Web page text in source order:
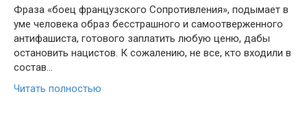
Фраза «боец французского Сопротивления», подымает в
уме человека образ бесстрашного и самоотверженного
антифашиста, готового заплатить любую ценю, дабы
остановить нацистов. К сожалению, не все, кто входили в
состав…
Читать полностью